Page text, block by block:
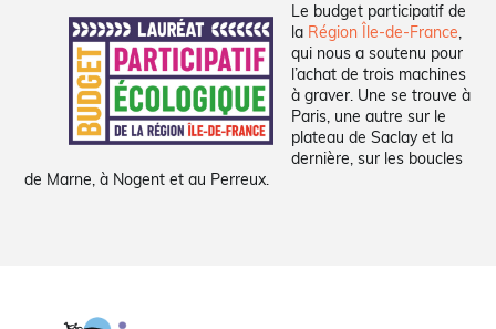
Le budget participatif de
la Région Île-de-France,
qui nous a soutenu pour
l’achat de trois machines
à graver. Une se trouve à
Paris, une autre sur le
plateau de Saclay et la
dernière, sur les boucles
de Marne, à Nogent et au Perreux.